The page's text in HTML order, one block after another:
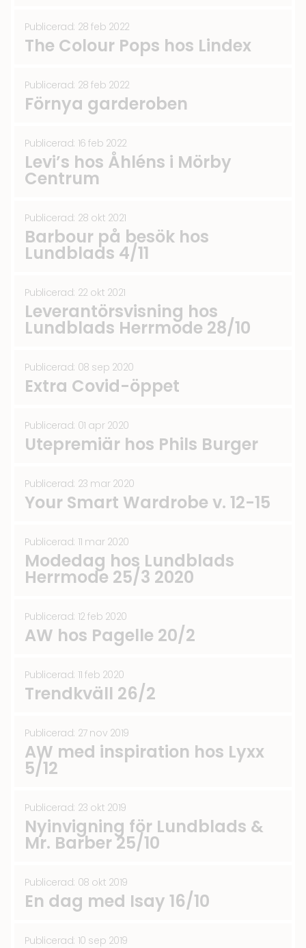
Publicerad: 28 feb 2022
The Colour Pops hos Lindex
Publicerad: 28 feb 2022
Förnya garderoben
Publicerad: 16 feb 2022
Levi’s hos Åhléns i Mörby
Centrum
Publicerad: 28 okt 2021
Barbour på besök hos
Lundblads 4/11
Publicerad: 22 okt 2021
Leverantörsvisning hos
Lundblads Herrmode 28/10
Publicerad: 08 sep 2020
Extra Covid-öppet
Publicerad: 01 apr 2020
Utepremiär hos Phils Burger
Publicerad: 23 mar 2020
Your Smart Wardrobe v. 12-15
Publicerad: 11 mar 2020
Modedag hos Lundblads
Herrmode 25/3 2020
Publicerad: 12 feb 2020
AW hos Pagelle 20/2
Publicerad: 11 feb 2020
Trendkväll 26/2
Publicerad: 27 nov 2019
AW med inspiration hos Lyxx
5/12
Publicerad: 23 okt 2019
Nyinvigning för Lundblads &
Mr. Barber 25/10
Publicerad: 08 okt 2019
En dag med Isay 16/10
Publicerad: 10 sep 2019